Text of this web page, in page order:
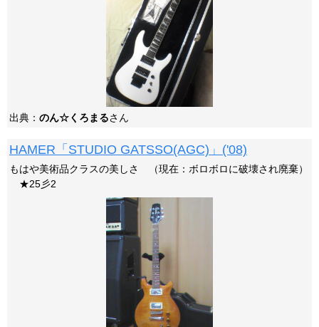
出典： のん☆くろまるさん
HAMER「STUDIO GATSSO(AGC)」('08)
もはや美術品クラスの美しさ （現在：ボロボロに破壊され廃棄）
★25彡2